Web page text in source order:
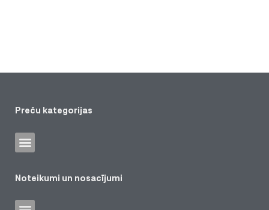
Preču kategorijas
Noteikumi un nosacījumi